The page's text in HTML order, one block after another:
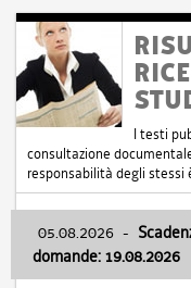
I testi
consultazione
responsabilità degli stessi
05.08.2026 -
domande: 19.08.2026